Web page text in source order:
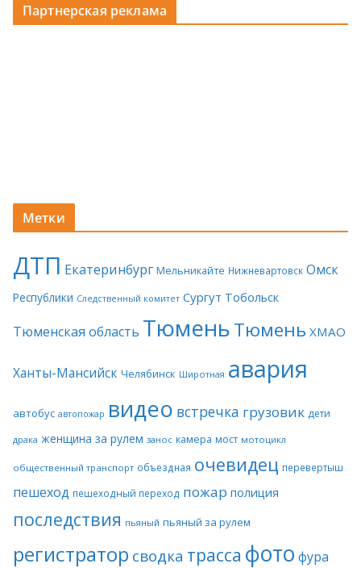
Партнерская реклама
Метки
ДТП Екатеринбург Мельникайте Нижневартовск Омск
Республики Следственный комитет Сургут Тобольск
Тюменская область ТюменьТюмень ХМАО
Ханты-Мансийск Челябинск Широтная авария
автобус автопожар видео встречка грузовик дети
драка женщина за рулем занос камера мост мотоцикл
общественный транспорт объездная очевидец перевертыш
пешеход пешеходный переход пожар полиция
последствия пьяный пьяный за рулем
регистратор сводка трасса фото фура